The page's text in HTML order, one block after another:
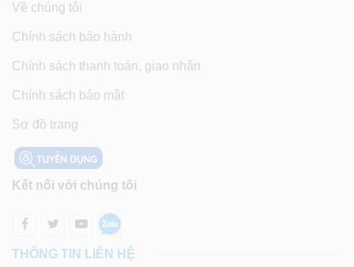
Về chúng tôi
Chính sách bảo hành
Chính sách thanh toán, giao nhận
Chính sách bảo mật
Sơ đồ trang
Kết nối với chúng tôi
THÔNG TIN LIÊN HỆ